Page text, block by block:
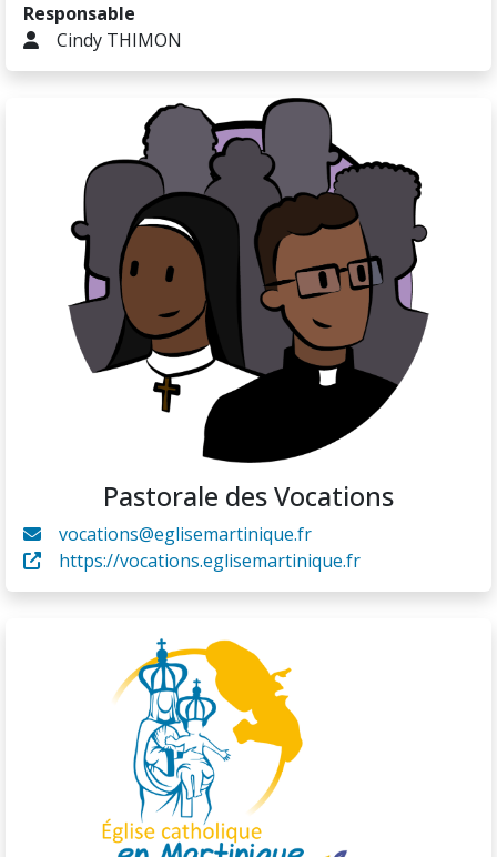
Responsable
Cindy THIMON
Pastorale des Vocations
vocations@eglisemartinique.fr
https://vocations.eglisemartinique.fr